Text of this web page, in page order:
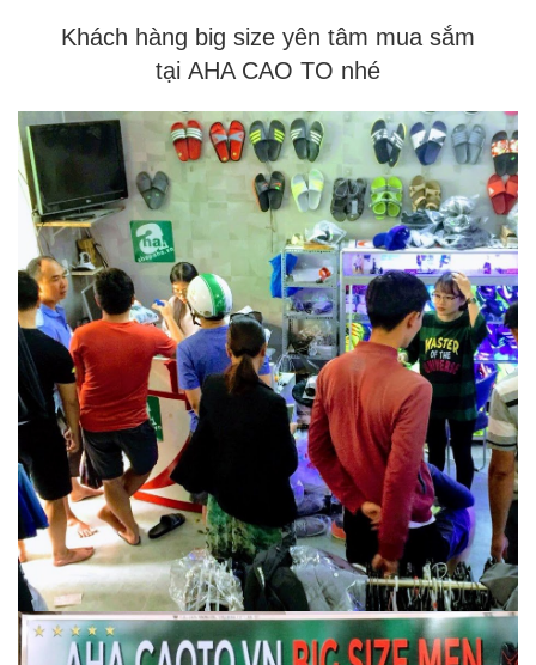
Khách hàng big size yên tâm mua sắm
tại AHA CAO TO nhé